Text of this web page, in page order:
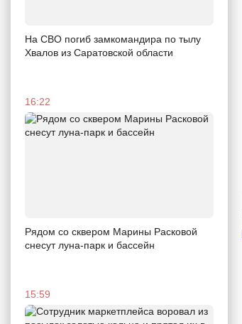
На СВО погиб замкомандира по тылу
Хвалов из Саратовской области
16:22
Рядом со сквером Марины Расковой
снесут луна-парк и бассейн
15:59